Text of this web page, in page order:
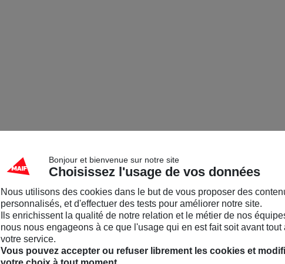
Bonjour et bienvenue sur notre site
Choisissez l'usage de vos données
Nous utilisons des cookies dans le but de vous proposer des
personnalisés, et d'effectuer des tests pour améliorer notre site.
Ils enrichissent la qualité de notre relation et le métier de nos
nous nous engageons à ce que l'usage qui en est fait soit avant tout
votre service.
Vous pouvez accepter ou refuser librement les cookies et